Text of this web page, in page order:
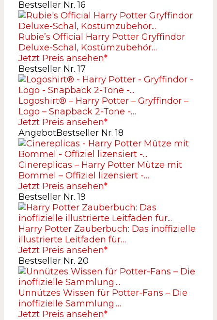
Bestseller Nr. 16
Rubie’s Official Harry Potter Gryffindor
Deluxe-Schal, Kostümzubehör…
Jetzt Preis ansehen*
Bestseller Nr. 17
Logoshirt®️ – Harry Potter – Gryffindor –
Logo – Snapback 2-Tone -…
Jetzt Preis ansehen*
AngebotBestseller Nr. 18
Cinereplicas – Harry Potter Mütze mit
Bommel – Offiziel lizensiert -…
Jetzt Preis ansehen*
Bestseller Nr. 19
Harry Potter Zauberbuch: Das inoffizielle
illustrierte Leitfaden für…
Jetzt Preis ansehen*
Bestseller Nr. 20
Unnützes Wissen für Potter-Fans – Die
inoffizielle Sammlung:…
Jetzt Preis ansehen*